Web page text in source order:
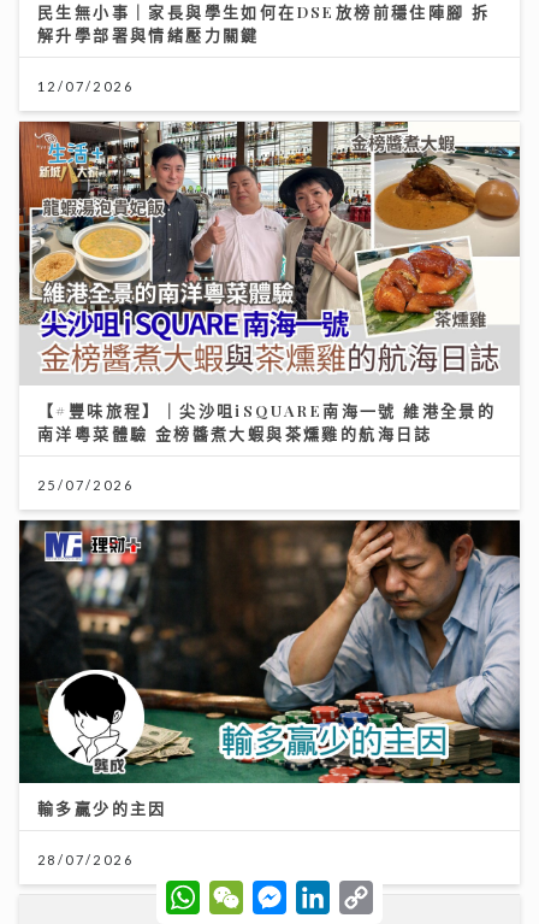
民生無小事｜家長與學生如何在DSE放榜前穩住陣腳 拆
解升學部署與情緒壓力關鍵
12/07/2026
【#豐味旅程】｜尖沙咀iSQUARE南海一號 維港全景的
南洋粵菜體驗 金榜醬煮大蝦與茶燻雞的航海日誌
25/07/2026
輸多贏少的主因
28/07/2026
W
h
W
e
M
e
L
C